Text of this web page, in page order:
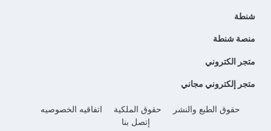
شنطة
منصة شنطة
متجر الكتروني
متجر إلكتروني مجاني
حقوق الطبع والنشر حقوق الملكية
اتفاقيه الخصوصيه
إتصل بنا